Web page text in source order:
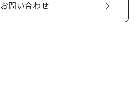
お問い合わせ